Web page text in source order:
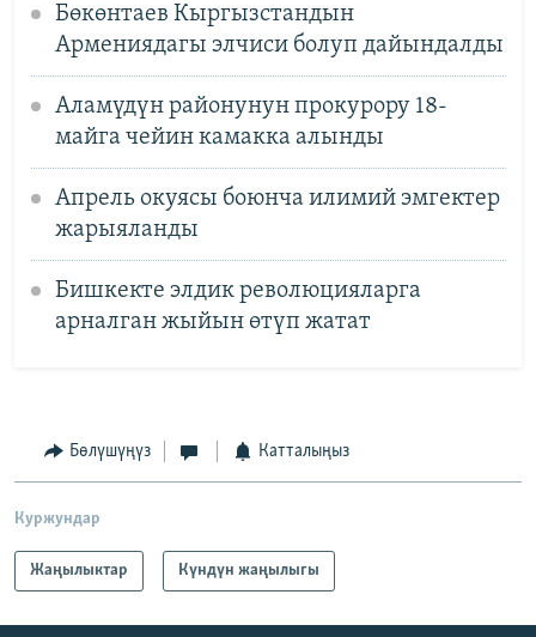
Бөкөнтаев Кыргызстандын
Армениядагы элчиси болуп дайындалды
Аламүдүн районунун прокурору 18-
майга чейин камакка алынды
Апрель окуясы боюнча илимий эмгектер
жарыяланды
Бишкекте элдик революцияларга
арналган жыйын өтүп жатат
Бөлүшүңүз Катталыңыз
Куржундар
Жаңылыктар Күндүн жаңылыгы